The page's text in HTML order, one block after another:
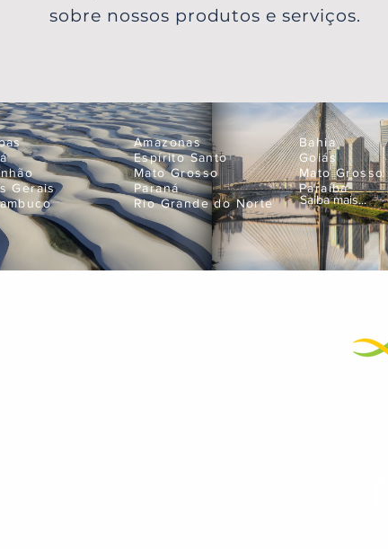
sobre nossos produtos e serviços.
Saiba mais...
Gerais
Amazonas
Espírito Santo
Mato Grosso
Paraná
Rio Grande do Norte
Bahia
Goiás
Mato Grosso
Paraíba